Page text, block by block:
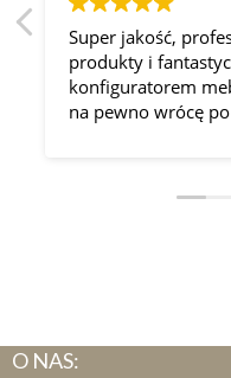
Super jakość,
produkty i
konfiguratorem
na pewno wrócę
O NAS: